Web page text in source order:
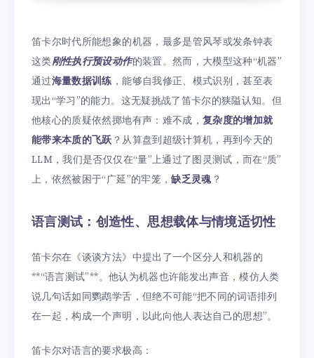
笛卡尔时代所能想象的机器，最多是管风琴或发条钟表
这类刚性执行预设动作的装置。然而，大模型这种“机器”
通过海量数据训练 ，能够自我修正、模式识别，甚至表
现出“学习”的能力。这无疑挑战了笛卡尔的狭隘认知。但
他核心的质疑依然掷地有声：难不成， 复杂度的增加就
能带来本质的飞跃 ？从算盘到超级计算机，再到今天的
LLM，我们是否仅仅在“量”上通过了图灵测试，而在“质”
上，依然被困于“广延”的牢笼，缺乏灵魂？
语言测试：创造性、思想载体与情境适切性
笛卡尔在《谈谈方法》中提出了一个区分人和机器的
**“语言测试”**。他认为机器也许能发出声音，模仿人类
说几句话如同鹦鹉学舌，但绝不可能“把不同的词语排列
在一起，构成一个声明，以此向他人表达自己的思想”。
笛卡尔对语言的要求极高：